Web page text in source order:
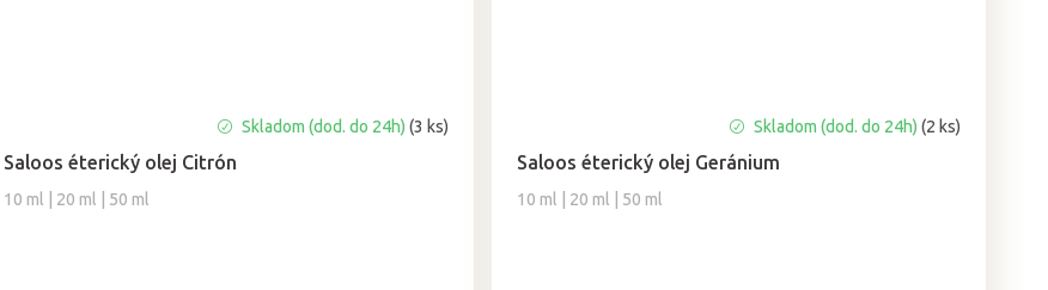
Saloos éterický olej Citrón
10 ml | 20 ml | 50 ml
hodnotenie
produktu
je
Skladom (dod. do 24h) (3 ks)
Saloos éterický olej Geránium
10 ml | 20 ml | 50 ml
hodnotenie
produktu
je
Skladom (dod. do 24h) (2 ks)